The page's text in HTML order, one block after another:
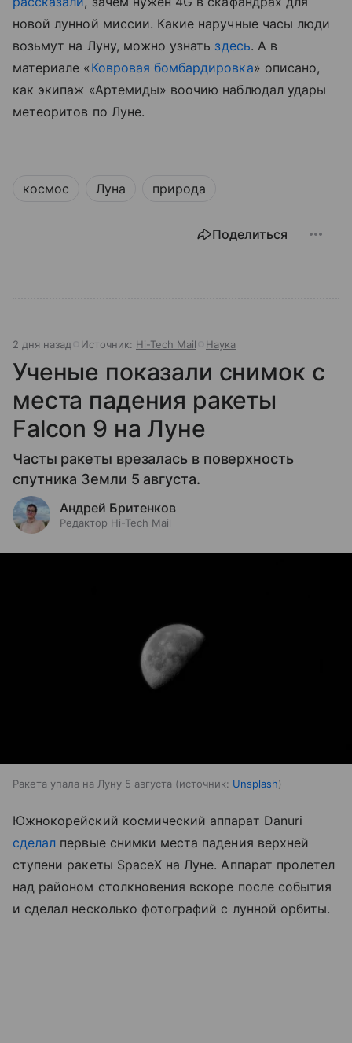
новой лунной миссии. Какие наручные часы люди
возьмут на Луну, можно узнать здесь. А в
материале « Ковровая бомбардировка» описано,
как экипаж «Артемиды» воочию наблюдал удары
метеоритов по Луне.
космос Луна природа
Поделиться
2 дня назад Источник: Hi-Tech Mail Наука
Ученые показали снимок с
места падения ракеты
Falcon 9 на Луне
Часты ракеты врезалась в поверхность
спутника Земли 5 августа.
Андрей Бритенков
Редактор Hi-Tech Mail
Ракета упала на Луну 5 августа источник: Unsplash
Южнокорейский космический аппарат Danuri
сделал первые снимки места падения верхней
ступени ракеты SpaceX на Луне. Аппарат пролетел
над районом столкновения вскоре после события
и сделал несколько фотографий с лунной орбиты.